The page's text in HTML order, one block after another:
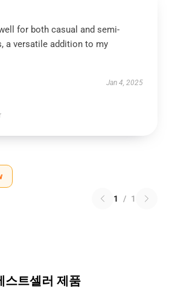
for both casual and semi-
a versatile addition to my
Jan 4, 2025
1 / 1
스트셀러 제품